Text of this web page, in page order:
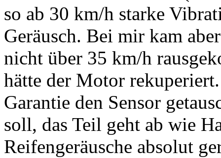
so ab 30 km/h starke
Geräusch. Bei mir kam
nicht über 35 km/h
hätte der Motor
Garantie den Sensor
soll, das Teil geht ab wie
Reifengeräusche absolut